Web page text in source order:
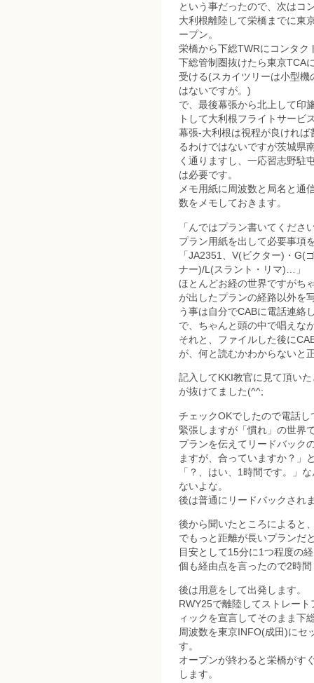
という事だったので、次はコ
大利根離陸して栄橋までに東
ープン。
栄橋から下総TWRにコンタク
下総管制圏抜けたら東京TCA
受ける(スカイツリーは小型
はないですが。)
で、最後幕張から北上して印
トして大利根フライトサービ
幕張-大利根は視程が良けれ
るわけではないですが茨城県
く通りますし、一応習志野駐
は必要です。
メモ用紙に周波数と局名と通
数をメモしておきます。
「んではプラン書いてくださ
プラン用紙を出して必要事項
「JA2351、V(ビクター)・G(
ナー)/L(スラント・リマ)…」
ほとんどお経の世界ですがち
が出したプランの経路以外を
う事は自分でCABに電話連絡
で、ちゃんと頭の中で唱えな
それと、ファイルした後に
が、何と読むかわからないと
記入してKKI教官に見て頂い
が抜けてました(^^;
チェックOKでしたので電話
緊張しますが「慣れ」の世界
プランを伝えてリードバック
ますが、合っていますか？」
「？、はい、1時間です。」
ないよな。
後は普通にリードバックされ
後から聞いたところによると
でもっと距離が長いプランだ
目安として15分に1つ程度の
個も経由点を言ったので2時
後は用意をして出発します。
RWY25で離陸してストレー
ィックを宣言してそのまま下
周波数を東京INFO(成田)にセ
す。
オープンが終わると栄橋がす
します。